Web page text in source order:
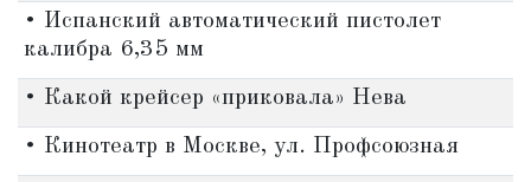
• Испанский автоматический пистолет
калибра 6,35 мм
• Какой крейсер «приковала» Нева
• Кинотеатр в Москве, ул. Профсоюзная